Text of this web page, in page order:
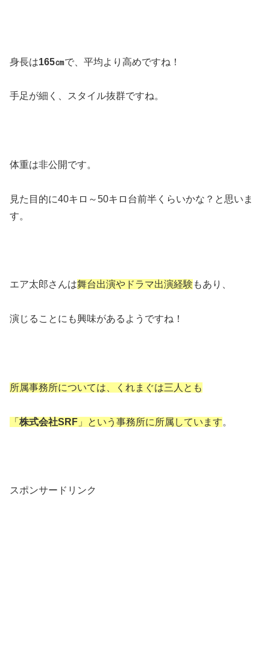
身長は165㎝で、平均より高めですね！
手足が細く、スタイル抜群ですね。
体重は非公開です。
見た目的に40キロ～50キロ台前半くらいかな？と思いま
す。
エア太郎さんは舞台出演やドラマ出演経験 もあり、
演じることにも興味があるようですね！
所属事務所については、くれまぐは三人とも
「 株式会社SRF 」という事務所に所属しています。
スポンサードリンク